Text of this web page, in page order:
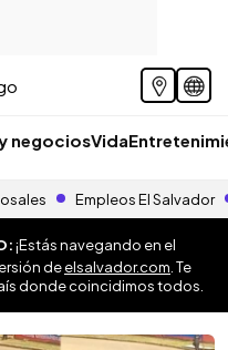
negociosVida
Empleos El Salvador
¡Estás navegando en el
deelsalvador.com . Te
donde coincidimos todos.